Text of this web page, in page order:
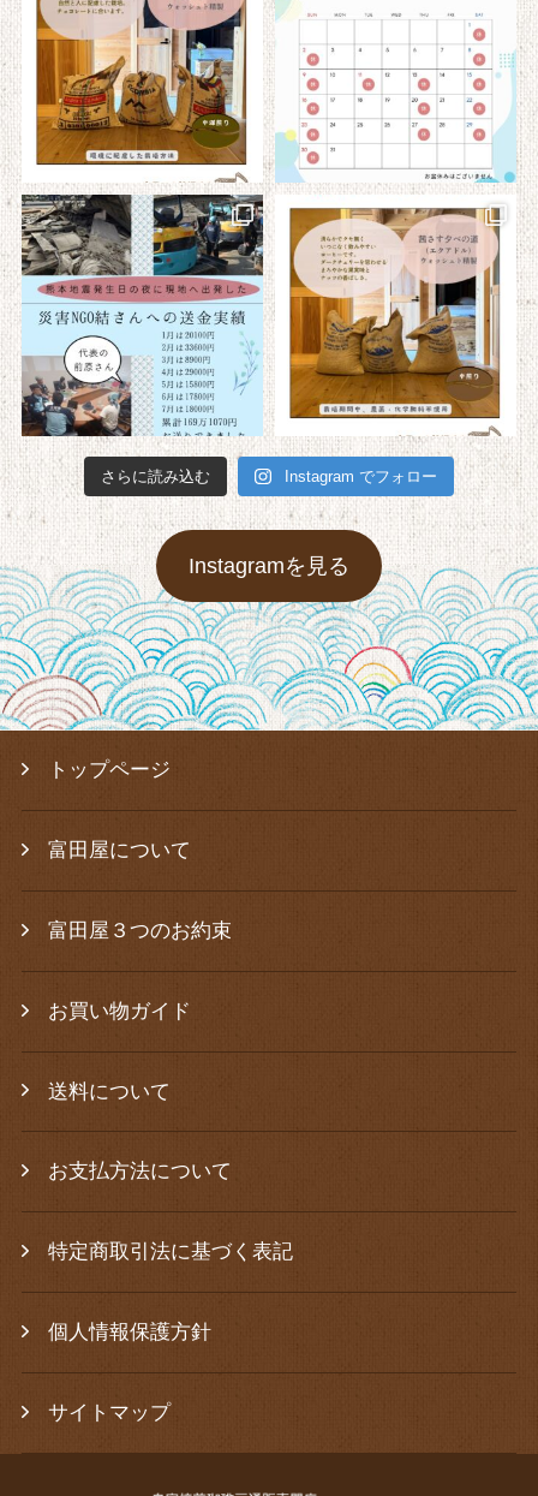
さらに読み込む Instagram でフォロー
Instagramを見る
トップページ
富田屋について
富田屋３つのお約束
お買い物ガイド
送料について
お支払方法について
特定商取引法に基づく表記
個人情報保護方針
サイトマップ